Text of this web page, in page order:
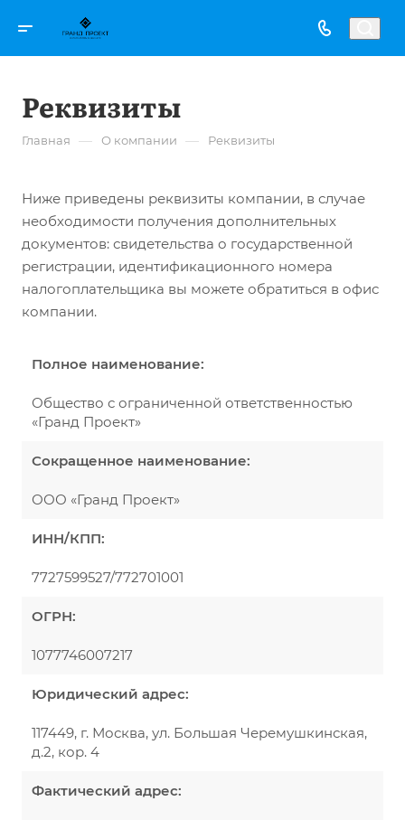
Реквизиты
Главная — О компании — Реквизиты
Ниже приведены реквизиты компании, в случае
необходимости получения дополнительных
документов: свидетельства о государственной
регистрации, идентификационного номера
налогоплательщика вы можете обратиться в офис
компании.
Полное наименование:
Общество с ограниченной ответственностью
«Гранд Проект»
Сокращенное наименование:
ООО «Гранд Проект»
ИНН/КПП:
7727599527/772701001
ОГРН:
1077746007217
Юридический адрес:
117449, г. Москва, ул. Большая Черемушкинская,
д.2, кор. 4
Фактический адрес: